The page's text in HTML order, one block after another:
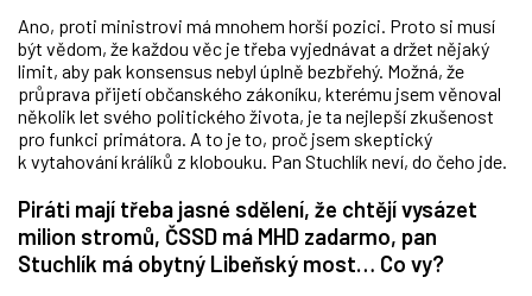
Ano, proti ministrovi má mnohem horší pozici. Proto si musí
být vědom, že každou věc je třeba vyjednávat a držet nějaký
limit, aby pak konsensus nebyl úplně bezbřehý. Možná, že
průprava přijetí občanského zákoníku, kterému jsem věnoval
několik let svého politického života, je ta nejlepší zkušenost
pro funkci primátora. A to je to, proč jsem skeptický
k vytahování králíků z klobouku. Pan Stuchlík neví, do čeho jde.
Piráti mají třeba jasné sdělení, že chtějí vysázet
milion stromů, ČSSD má MHD zadarmo, pan
Stuchlík má obytný Libeňský most… Co vy?